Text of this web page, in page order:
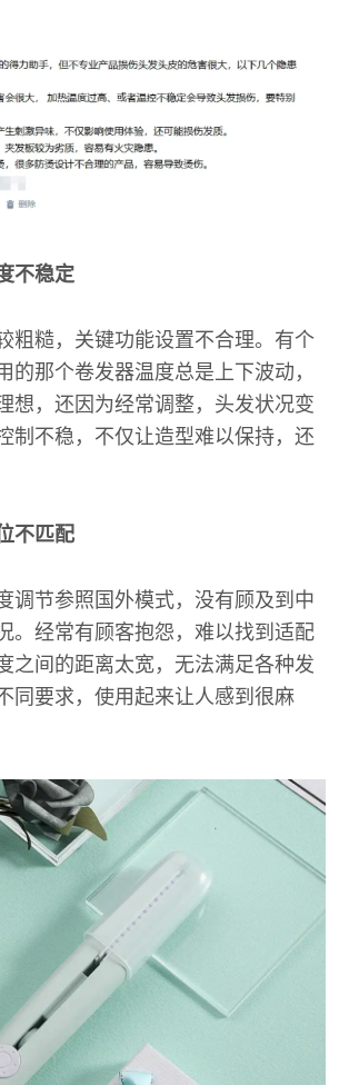
不稳定
粗糙，关键功能设置不合理。有个
的那个卷发器温度总是上下波动，
想，还因为经常调整，头发状况变
制不稳，不仅让造型难以保持，还
不匹配
调节参照国外模式，没有顾及到中
。经常有顾客抱怨，难以找到适配
之间的距离太宽，无法满足各种发
同要求，使用起来让人感到很麻